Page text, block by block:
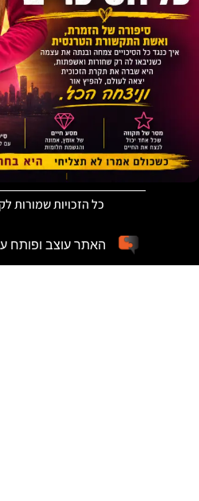
כל הזכויות שמורות לקים
האתר עוצב ופותח על ידי